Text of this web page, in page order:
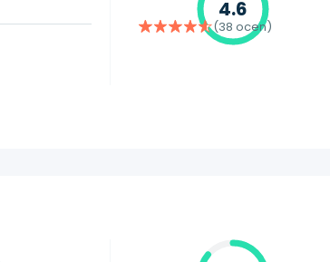
4.6
(38 ocen)